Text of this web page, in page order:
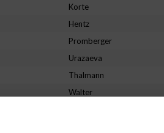
Korte
Hentz
Promberger
Urazaeva
Thalmann
Walter